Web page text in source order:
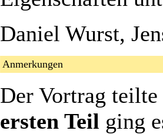
Daniel Wurst,
Anmerkungen
Der Vortrag
ersten Teil ging